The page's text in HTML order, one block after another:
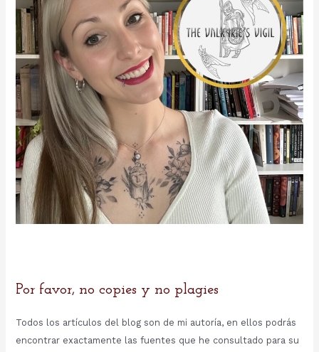
:
Por favor, no copies y no plagies
Todos los artículos del blog son de mi autoría, en ellos podrás
encontrar exactamente las fuentes que he consultado para su